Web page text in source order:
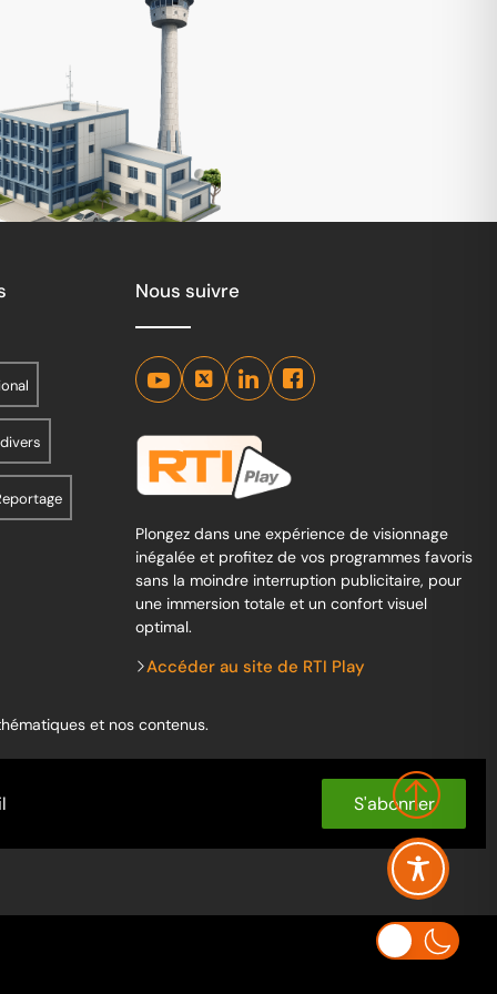
Nous suivre
Plongez dans une expérience de visionnage
inégalée et profitez de vos programmes favoris
sans la moindre interruption publicitaire, pour
une immersion totale et un confort visuel
optimal.
Accéder au site de RTI Play
et nos contenus.
S'abonner